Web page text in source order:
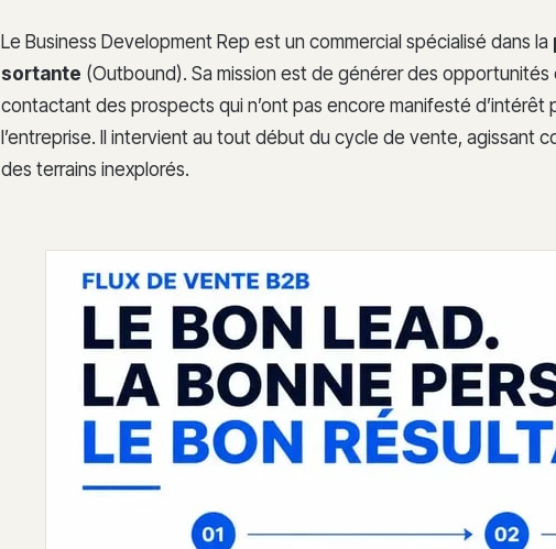
Le Business Development Rep est un commercial spécialisé dans la
sortante (Outbound). Sa mission est de générer des
contactant des prospects qui n’ont pas encore manifesté d’intérêt
l’entreprise. Il intervient au tout début du cycle de vente, agissant
des terrains inexplorés.